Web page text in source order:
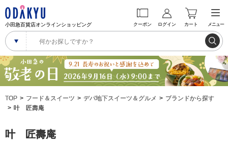
小田急百貨店オンラインショッピング クーポン ログイン カート メニュー
TOP フード＆スイーツ デパ地下スイーツ＆グルメ
ブランドから探す
叶 匠壽庵
叶 匠壽庵